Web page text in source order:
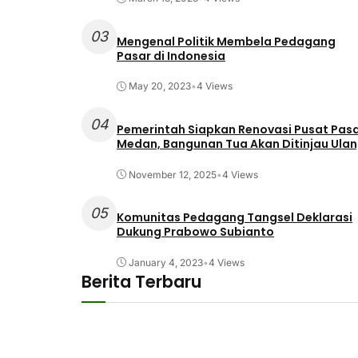
03 Mengenal Politik Membela Pedagang
Pasar di Indonesia
May 20, 2023•4 Views
04 Pemerintah Siapkan Renovasi Pusat
Medan, Bangunan Tua Akan Ditinjau
November 12, 2025•4 Views
05 Komunitas Pedagang Tangsel Deklarasi
Dukung Prabowo Subianto
January 4, 2023•4 Views
Berita Terbaru